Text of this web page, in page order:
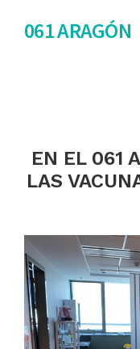
061 ARAGÓN
EN EL 061
LAS